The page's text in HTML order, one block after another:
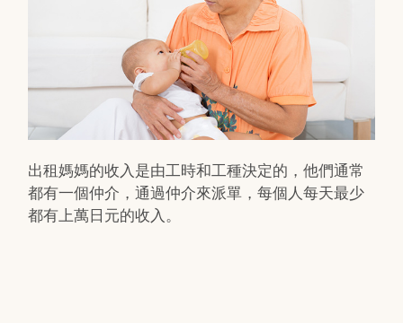
出租媽媽的收入是由工時和工種決定的，他們通常
都有一個仲介，通過仲介來派單，每個人每天最少
都有上萬日元的收入。